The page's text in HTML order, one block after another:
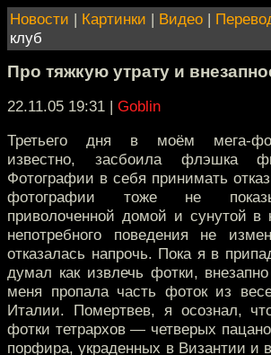
Новости | Картинки | Видео |
клуб
Про тяжкую утрату и
22.11.05 19:31 | Goblin
Третьего дня в моём мега-
известно, засбоила флэшка
Фотографии в себя принимать
фотографии тоже не
приволоченной домой и сунутой в
непотребного поведения не
отказалась напрочь. Пока я в
думал как извлечь фотки,
меня пропала часть фоток из
Италии. Помертвев, я осознал,
фотки тетрархов — четверых
порфира, украденных в Византии и